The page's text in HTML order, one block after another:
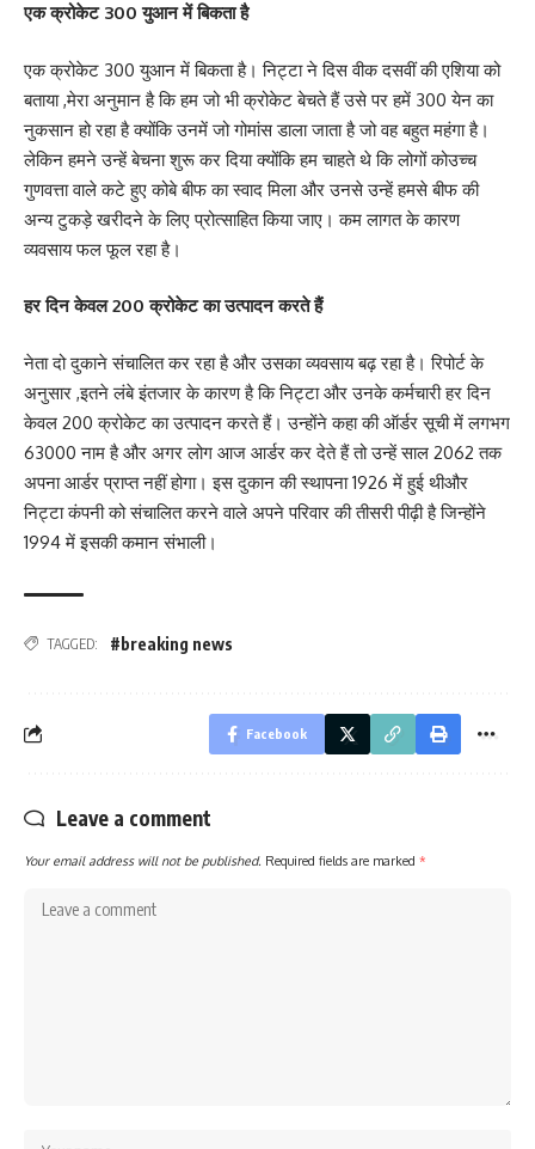
एक क्रोकेट 300 युआन में बिकता है
एक क्रोकेट 300 युआन में बिकता है। निट्टा ने दिस वीक दसवीं की एशिया को
बताया ,मेरा अनुमान है कि हम जो भी क्रोकेट बेचते हैं उसे पर हमें 300 येन का
नुकसान हो रहा है क्योंकि उनमें जो गोमांस डाला जाता है जो वह बहुत महंगा है।
लेकिन हमने उन्हें बेचना शुरू कर दिया क्योंकि हम चाहते थे कि लोगों कोउच्च
गुणवत्ता वाले कटे हुए कोबे बीफ का स्वाद मिला और उनसे उन्हें हमसे बीफ की
अन्य टुकड़े खरीदने के लिए प्रोत्साहित किया जाए। कम लागत के कारण
व्यवसाय फल फूल रहा है।
हर दिन केवल 200 क्रोकेट का उत्पादन करते हैं
नेता दो दुकाने संचालित कर रहा है और उसका व्यवसाय बढ़ रहा है। रिपोर्ट के
अनुसार ,इतने लंबे इंतजार के कारण है कि निट्टा और उनके कर्मचारी हर दिन
केवल 200 क्रोकेट का उत्पादन करते हैं। उन्होंने कहा की ऑर्डर सूची में लगभग
63000 नाम है और अगर लोग आज आर्डर कर देते हैं तो उन्हें साल 2062 तक
अपना आर्डर प्राप्त नहीं होगा। इस दुकान की स्थापना 1926 में हुई थीऔर
निट्टा कंपनी को संचालित करने वाले अपने परिवार की तीसरी पीढ़ी है जिन्होंने
1994 में इसकी कमान संभाली।
TAGGED: #breaking news
Facebook
Leave a comment
Your email address will not be published. Required fields are marked *